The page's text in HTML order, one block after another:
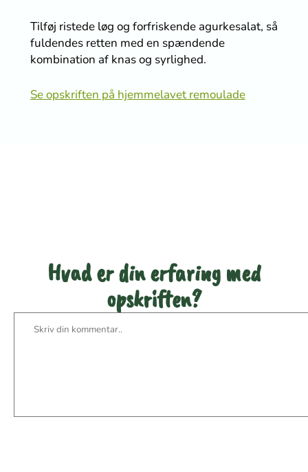
Tilføj ristede løg og forfriskende agurkesalat, så
fuldendes retten med en spændende
kombination af knas og syrlighed.
Se opskriften på hjemmelavet remoulade
Hvad er din erfaring med
opskriften?